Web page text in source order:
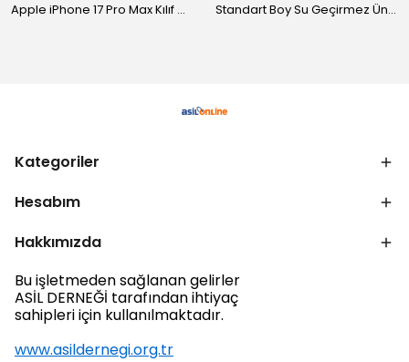
Apple iPhone 17 Pro Max Kılıf M-Safe Şarj Özellikli Standlı Zore Proton Silikon Kapak Standart Boy Su Geçirmez Üniversal Kılıf
Kategoriler
Hesabım
Hakkımızda
Bu işletmeden sağlanan gelirler
ASİL DERNEĞİ tarafından ihtiyaç
sahipleri için kullanılmaktadır.
www.asildernegi.org.tr